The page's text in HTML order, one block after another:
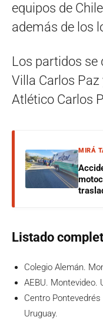
equipos de
además de los
Los partidos se
Villa Carlos
Atlético Carlos
MIRÁ
Listado
Colegio Alemán.
AEBU. Montevideo.
Centro
Uruguay.